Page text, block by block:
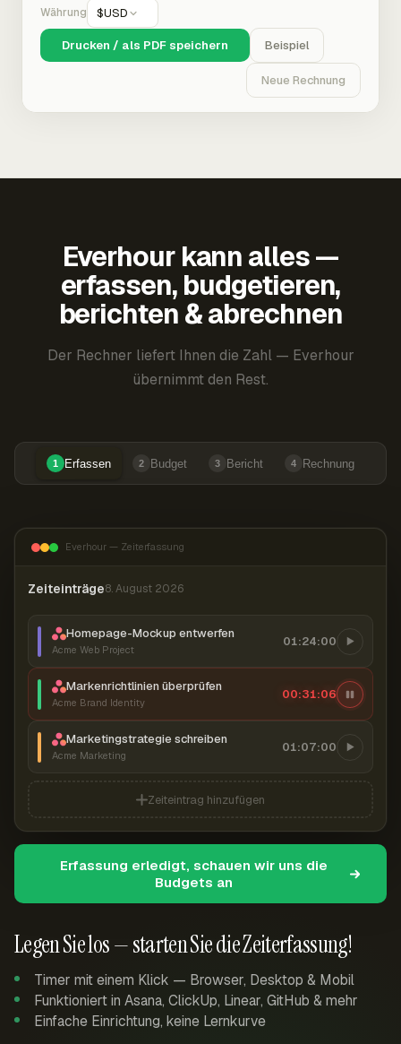
Währung $USD
Drucken / als PDF speichern Beispiel
Neue Rechnung
Everhour kann alles —
erfassen, budgetieren,
berichten & abrechnen
Der Rechner liefert Ihnen die Zahl — Everhour
übernimmt den Rest.
1 Erfassen 2 Budget 3 Bericht 4 Rechnung
Legen Sie los — starten Sie die Zeiterfassung!
Timer mit einem Klick — Browser, Desktop & Mobil
Funktioniert in Asana, ClickUp, Linear, GitHub & mehr
Einfache Einrichtung, keine Lernkurve
Everhour — Zeiterfassung
Zeiteinträge8. August 2026
Homepage-Mockup entwerfen
Acme Web Project
01:24:00
Markenrichtlinien überprüfen
Acme Brand Identity
00:31:07
Marketingstrategie schreiben
Acme Marketing
01:07:00
Zeiteintrag hinzufügen
Erfassung erledigt, schauen wir uns die
Budgets an